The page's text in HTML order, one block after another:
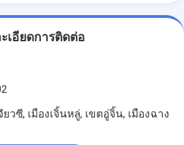
เอียดการติดต่อ
วซี, เมืองเจิ้นหลู่, เขตอู่จิ้น, เมืองฉาง